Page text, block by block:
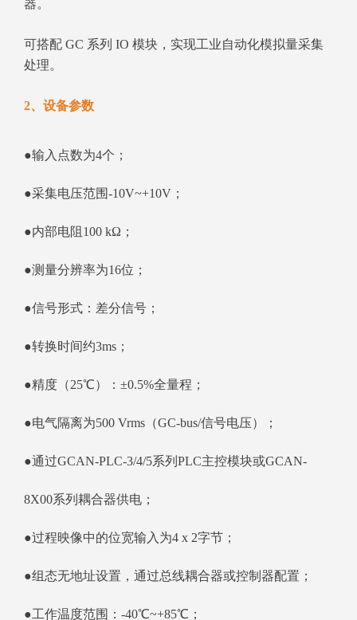
器。
可搭配 GC 系列 IO 模块，实现工业自动化模拟量采集
处理。
2、设备参数
●输入点数为4个；
●采集电压范围-10V~+10V；
●内部电阻100 kΩ；
●测量分辨率为16位；
●信号形式：差分信号；
●转换时间约3ms；
●精度（25℃）：±0.5%全量程；
●电气隔离为500 Vrms（GC-bus/信号电压）；
●通过GCAN-PLC-3/4/5系列PLC主控模块或GCAN-
8X00系列耦合器供电；
●过程映像中的位宽输入为4 x 2字节；
●组态无地址设置，通过总线耦合器或控制器配置；
●工作温度范围：-40℃~+85℃；